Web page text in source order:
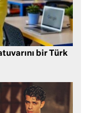
bir Türk